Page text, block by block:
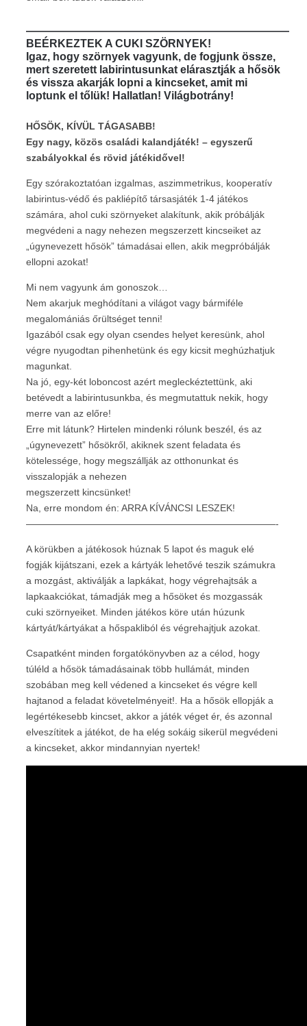
————————————————————————
BEÉRKEZTEK A CUKI SZÖRNYEK!
Igaz, hogy szörnyek vagyunk, de fogjunk össze,
mert szeretett labirintusunkat elárasztják a hősök
és vissza akarják lopni a kincseket, amit mi
loptunk el tőlük! Hallatlan! Világbotrány!
HŐSÖK, KÍVÜL TÁGASABB!
Egy nagy, közös családi kalandjáték! – egyszerű
szabályokkal és rövid játékidővel!
Egy szórakoztatóan izgalmas, aszimmetrikus, kooperatív
labirintus-védő és pakliépítő társasjáték 1-4 játékos
számára, ahol cuki szörnyeket alakítunk, akik próbálják
megvédeni a nagy nehezen megszerzett kincseiket az
„úgynevezett hősök” támadásai ellen, akik megpróbálják
ellopni azokat!
Mi nem vagyunk ám gonoszok…
Nem akarjuk meghódítani a világot vagy bármiféle
megalomániás őrültséget tenni!
Igazából csak egy olyan csendes helyet keresünk, ahol
végre nyugodtan pihenhetünk és egy kicsit meghúzhatjuk
magunkat.
Na jó, egy-két loboncost azért megleckéztettünk, aki
betévedt a labirintusunkba, és megmutattuk nekik, hogy
merre van az előre!
Erre mit látunk? Hirtelen mindenki rólunk beszél, és az
„úgynevezett” hősökről, akiknek szent feladata és
kötelessége, hogy megszállják az otthonunkat és
visszalopják a nehezen
megszerzett kincsünket!
Na, erre mondom én: ARRA KÍVÁNCSI LESZEK!
——————————————————————————-
A körükben a játékosok húznak 5 lapot és maguk elé
fogják kijátszani, ezek a kártyák lehetővé teszik számukra
a mozgást, aktiválják a lapkákat, hogy végrehajtsák a
lapkaakciókat, támadják meg a hősöket és mozgassák
cuki szörnyeiket. Minden játékos köre után húzunk
kártyát/kártyákat a hőspakliból és végrehajtjuk azokat.
Csapatként minden forgatókönyvben az a célod, hogy
túléld a hősök támadásainak több hullámát, minden
szobában meg kell védened a kincseket és végre kell
hajtanod a feladat követelményeit!. Ha a hősök ellopják a
legértékesebb kincset, akkor a játék véget ér, és azonnal
elveszítitek a játékot, de ha elég sokáig sikerül megvédeni
a kincseket, akkor mindannyian nyertek!